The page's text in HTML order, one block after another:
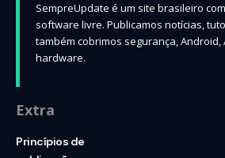
SempreUpdate é um site brasileiro
software livre. Publicamos notícias,
também cobrimos segurança, Android,
hardware.
Extra
Princípios de